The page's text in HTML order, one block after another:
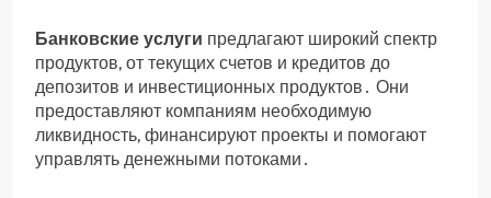
Банковские услуги предлагают широкий спектр
продуктов, от текущих счетов и кредитов до
депозитов и инвестиционных продуктов․ Они
предоставляют компаниям необходимую
ликвидность, финансируют проекты и помогают
управлять денежными потоками․